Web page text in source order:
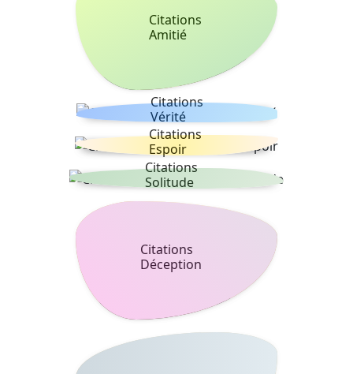
Citations
Amitié
Citations
Vérité
Citations
Espoir
Citations
Solitude
Citations
Déception